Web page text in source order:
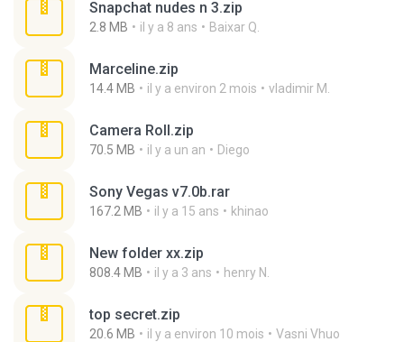
Snapchat nudes n 3.zip
2.8 MB il y a 8 ans Baixar Q.
Marceline.zip
14.4 MB il y a environ 2 mois vladimir M.
Camera Roll.zip
70.5 MB il y a un an Diego
Sony Vegas v7.0b.rar
167.2 MB il y a 15 ans khinao
New folder xx.zip
808.4 MB il y a 3 ans henry N.
top secret.zip
20.6 MB il y a environ 10 mois Vasni Vhuo